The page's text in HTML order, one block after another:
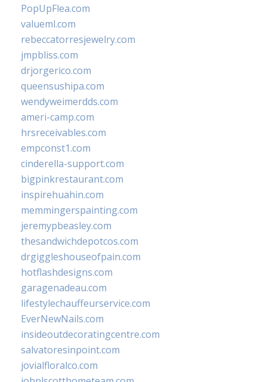
PopUpFlea.com
valueml.com
rebeccatorresjewelry.com
jmpbliss.com
drjorgerico.com
queensushipa.com
wendyweimerdds.com
ameri-camp.com
hrsreceivables.com
empconst1.com
cinderella-support.com
bigpinkrestaurant.com
inspirehuahin.com
memmingerspainting.com
jeremypbeasley.com
thesandwichdepotcos.com
drgiggleshouseofpain.com
hotflashdesigns.com
garagenadeau.com
lifestylechauffeurservice.com
EverNewNails.com
insideoutdecoratingcentre.com
salvatoresinpoint.com
jovialfloralco.com